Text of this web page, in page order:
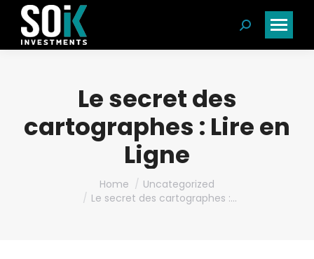
Search:
Le secret des
cartographes : Lire en
Ligne
Home
Uncategorized
Le secret des cartographes :…